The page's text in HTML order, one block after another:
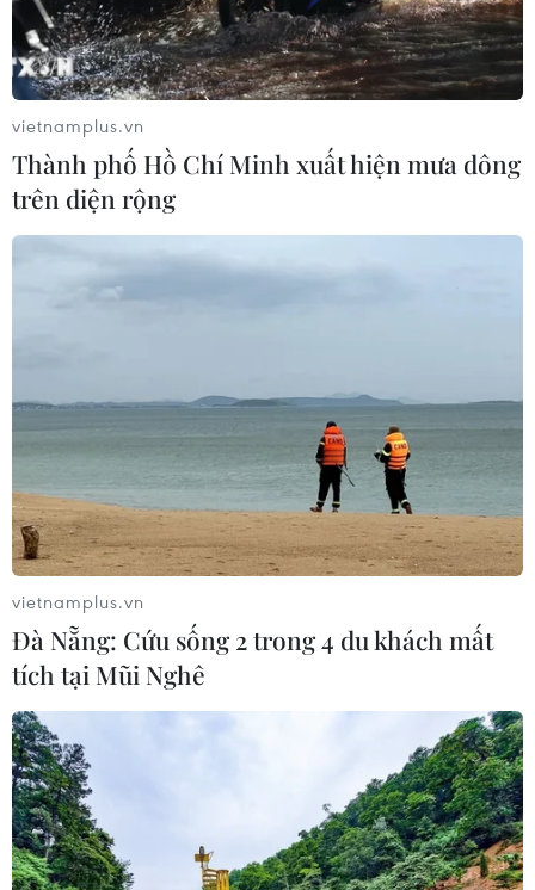
người lính mũ nồi xanh Việt Nam
31/01/2022 09:31
Những chiến sỹ mũ nồi xanh Việt Nam tại Nam Sudan
phải đi xa tới 900km để có được lá chuối gói bánh
chưng; thịt lợn và đậu xanh cũng rất kỳ công tìm kiếm
bởi người Nam Sudan không ăn thịt lợn.
vietnamplus.vn
Thành phố Hồ Chí Minh xuất hiện mưa dông
trên diện rộng
vietnamplus.vn
Đà Nẵng: Cứu sống 2 trong 4 du khách mất
tích tại Mũi Nghê